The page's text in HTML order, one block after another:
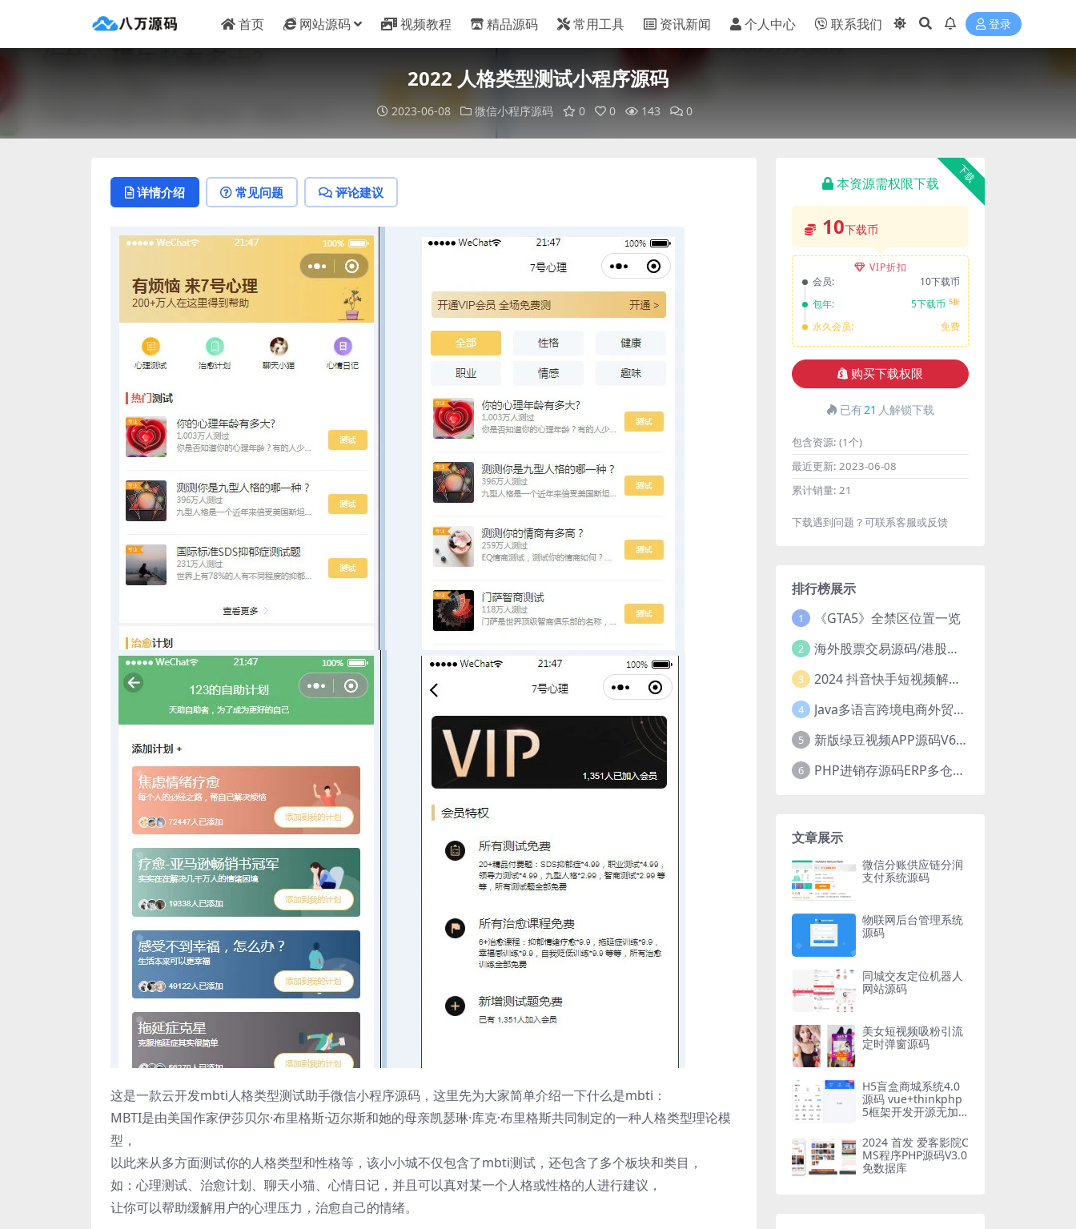
首页 网站源码 视频教程 精品源码 常用工具 资讯新闻 个人中心 联系我们 登录
2022 人格类型测试小程序源码
2023-06-08 微信小程序源码 0 0 143 0
详情介绍 常见问题 评论建议
这是一款云开发mbti人格类型测试助手微信小程序源码，这里先为大家简单介绍一下什么是mbti：
MBTI是由美国作家伊莎贝尔·布里格斯·迈尔斯和她的母亲凯瑟琳·库克·布里格斯共同制定的一种人格类型理论模
型，
以此来从多方面测试你的人格类型和性格等，该小小城不仅包含了mbti测试，还包含了多个板块和类目，
如：心理测试、治愈计划、聊天小猫、心情日记，并且可以真对某一个人格或性格的人进行建议，
让你可以帮助缓解用户的心理压力，治愈自己的情绪。
下载
本资源需权限下载
10下载币
VIP折扣
会员:
10下载币
包年:
5下载币 5折
永久会员: 免费
购买下载权限
已有21 人解锁下载
包含资源: (1个)
最近更新: 2023-06-08
累计销量: 21
下载遇到问题？可联系客服或反馈
排行榜展示
1 《GTA5》全禁区位置一览
2 海外股票交易源码/港股泰股/美股源码/印度股源码/马拉西亚股票源码/国际股票配资
3 2024 抖音快手短视频解析去水印php源码
4 Java多语言跨境电商外贸商城TikToKshop内嵌商城I商家入驻I一键铺
5 新版绿豆视频APP源码V6.6 免授权插件版
6 PHP进销存源码ERP多仓库管理系统 手机版进销存 php网络版进销存小程序
文章展示
微信分账供应链分润
支付系统源码
物联网后台管理系统
源码
同城交友定位机器人
网站源码
美女短视频吸粉引流
定时弹窗源码
H5盲盒商城系统4.0
源码 vue+thinkphp
5框架开发开源无加
2024 首发 爱客影院C
MS程序PHP源码V3.0
免数据库